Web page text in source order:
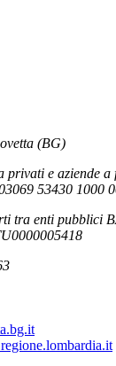
(BG)
privati e aziende a
53430 1000
tra enti pubblici